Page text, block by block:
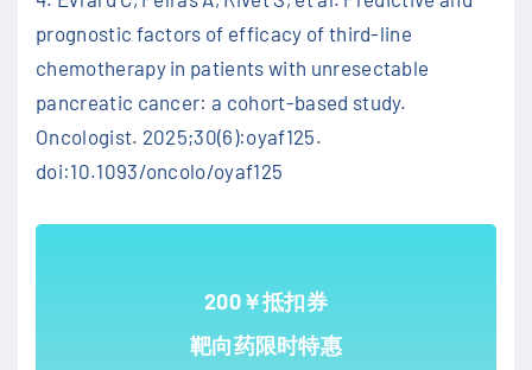
prognostic factors of efficacy of third-line
chemotherapy in patients with unresectable
pancreatic cancer: a cohort-based study.
Oncologist. 2025;30(6):oyaf125.
doi:10.1093/oncolo/oyaf125
200￥抵扣券
靶向药限时特惠